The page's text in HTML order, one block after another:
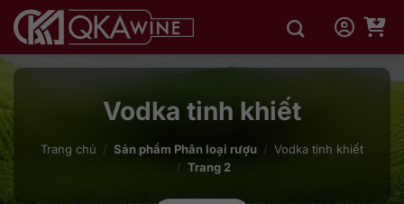
qua
dung
Vodka tinh khiết
Trang chủ / Sản phẩm Phân loại rượu / Vodka tinh khiết
/ Trang 2